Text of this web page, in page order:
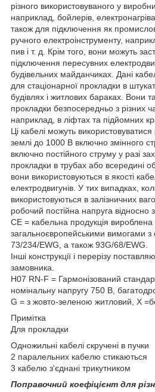
різного використовуваного у
наприклад, бойлерів,
також для підключення як
ручного електроінструменту,
пив і т. д. Крім того, вони можуть
підключення пересувних
будівельних майданчиках. Дані
для стаціонарної прокладки в
будівлях і житлових бараках. Вони
прокладки безпосередньо з різних
наприклад, в ліфтах та підйомних
Ці кабелі можуть
землі до 1000 В включно змінного
включно постійного струму у разі
прокладки в трубах або всередині
вони використовуються в якості
електродвигунів. У тих випадках,
використовуються в залізничних
робочий постійна напруга відносно
CE = кабельна продукція вироблена
загальноєвропейськими вимогами з
73/234/EWG, а також 93G/68/EWG.
Інші конструкції і перерізу
замовника.
H07 RN-F = Гармонізований
номінальну напругу 750 В,
G = з жовто-зеленою житловий, X
Примітка
Для прокладки
Одножильні кабелі скручені в пучки
2 паралельних кабелю стикаються
3 кабелю з'єднані трикутником
Поправочний коефіцієнт для